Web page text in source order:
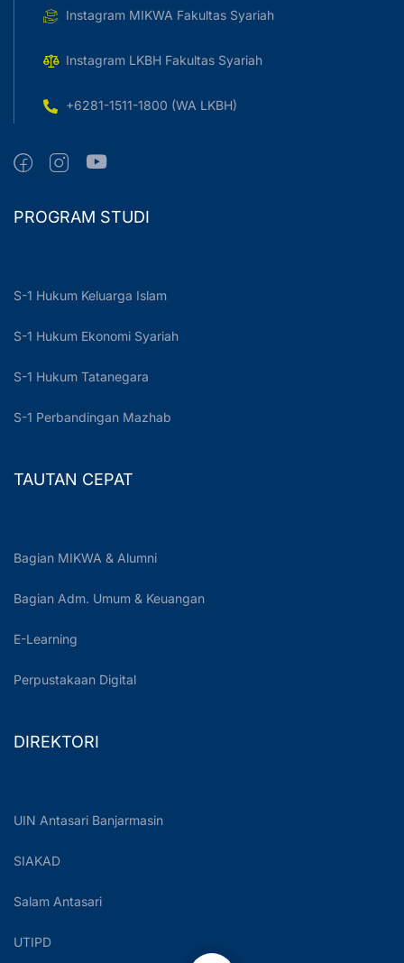
Instagram MIKWA Fakultas Syariah
Instagram LKBH Fakultas Syariah
+6281-1511-1800 (WA LKBH)
PROGRAM STUDI
S-1 Hukum Keluarga Islam
S-1 Hukum Ekonomi Syariah
S-1 Hukum Tatanegara
S-1 Perbandingan Mazhab
TAUTAN CEPAT
Bagian MIKWA & Alumni
Bagian Adm. Umum & Keuangan
E-Learning
Perpustakaan Digital
DIREKTORI
UIN Antasari Banjarmasin
SIAKAD
Salam Antasari
UTIPD